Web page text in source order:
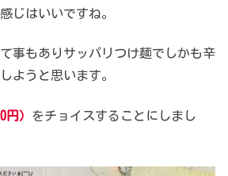
じはいいですね。
事もありサッパリつけ麺でしかも辛
ようと思います。
円） をチョイスすることにしまし